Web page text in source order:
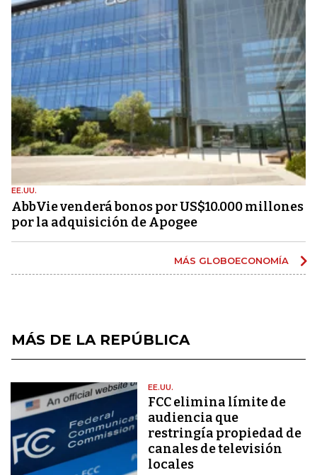
EE.UU.
AbbVie venderá bonos por US$10.000 millones
por la adquisición de Apogee
MÁS GLOBOECONOMÍA
MÁS DE LA REPÚBLICA
EE.UU.
FCC elimina límite de
audiencia que
restringía propiedad de
canales de televisión
locales